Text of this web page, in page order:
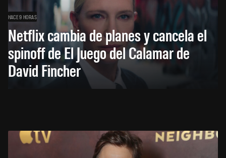
HACE 9 HORAS
Netflix cambia de planes y cancela el
spinoff de El Juego del Calamar de
David Fincher